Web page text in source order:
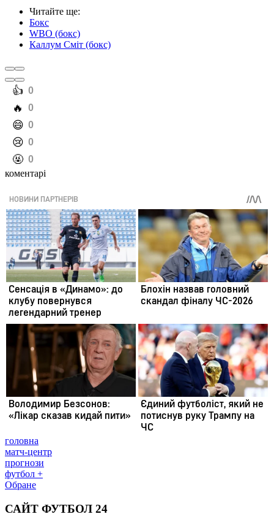
Читайте ще:
Бокс
WBO (бокс)
Каллум Сміт (бокс)
️👍 0
️🔥 0
️😄 0
️😢 0
️🤬 0
коментарі
головна
матч-центр
прогнози
футбол +
Обране
САЙТ ФУТБОЛ 24